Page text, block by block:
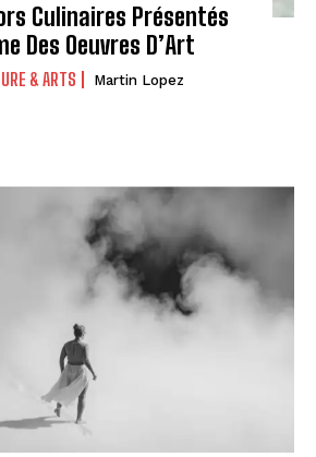
Culinaires Présentés
Des Oeuvres D’Art
& ARTS Martin Lopez